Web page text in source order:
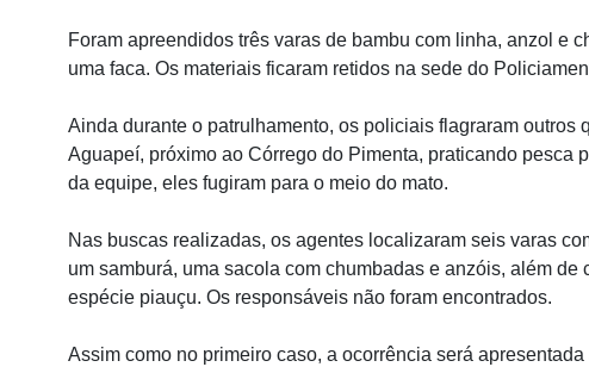
Foram apreendidos três varas de bambu com linha, anzol e
uma faca. Os materiais ficaram retidos na sede do
Ainda durante o patrulhamento, os policiais flagraram outros
Aguapeí, próximo ao Córrego do Pimenta, praticando pesca
da equipe, eles fugiram para o meio do mato.
Nas buscas realizadas, os agentes localizaram seis varas
um samburá, uma sacola com chumbadas e anzóis, além de
espécie piauçu. Os responsáveis não foram encontrados.
Assim como no primeiro caso, a ocorrência será